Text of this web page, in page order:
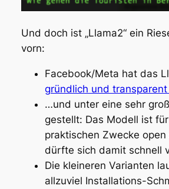
Und doch ist „Llama2“ ein
vorn:
Facebook/Meta hat das
gründlich und
…und unter eine sehr
gestellt: Das Modell ist
praktischen Zwecke open
dürfte sich damit schnell
Die kleineren Varianten
allzuviel Installations-